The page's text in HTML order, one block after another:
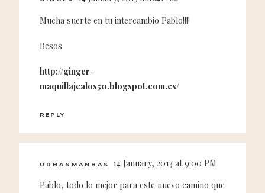
Mucha suerte en tu intercambio Pablo!!!!
Besos
http://ginger-
maquillajealos50.blogspot.com.es/
REPLY
URBANMANBAS
14 January, 2013 at 9:00 PM
Pablo, todo lo mejor para este nuevo camino que